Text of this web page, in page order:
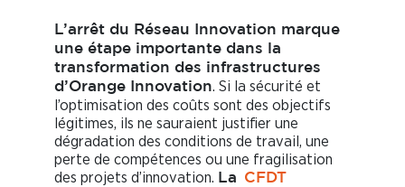
L’arrêt du Réseau Innovation marque
une étape importante dans la
transformation des infrastructures
d’Orange Innovation. Si la sécurité et
l’optimisation des coûts sont des objectifs
légitimes, ils ne sauraient justifier une
dégradation des conditions de travail, une
perte de compétences ou une fragilisation
des projets d’innovation. La CFDT